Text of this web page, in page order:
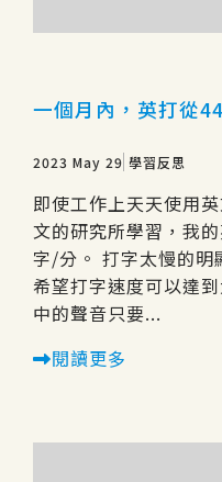
一個月內，英打從
2023 May 29 學習反思
即使工作上天天使用
文的研究所學習，我
字/分。 打字太慢的明
希望打字速度可以達
中的聲音只要...
閱讀更多